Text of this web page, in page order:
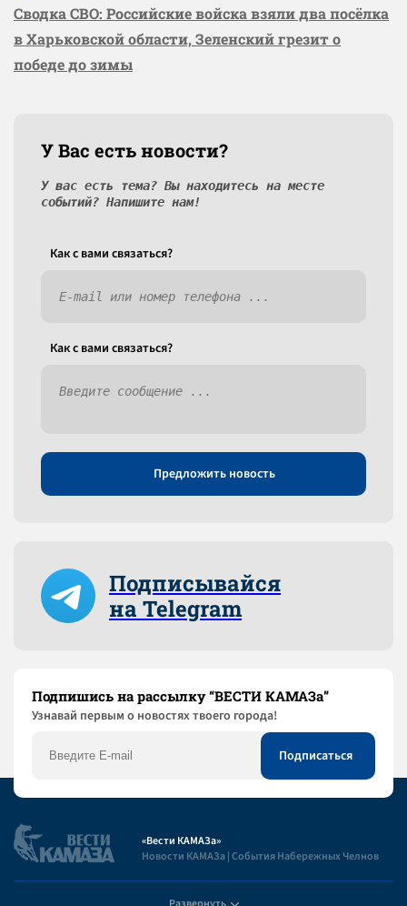
Сводка СВО: Российские войска взяли два посёлка
в Харьковской области, Зеленский грезит о
победе до зимы
У Вас есть новости?
У вас есть тема? Вы находитесь на месте
событий? Напишите нам!
Как c вами связаться?
Как c вами связаться?
Предложить новость
Подписывайся
на Telegram
Подпишись на рассылку “ВЕСТИ КАМАЗа”
Узнaвай первым о новостях твоего города!
«Вести КАМАЗа»
Новости КАМАЗа | События Набережных Челнов